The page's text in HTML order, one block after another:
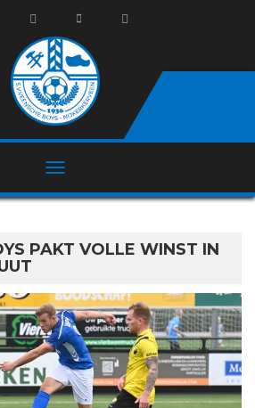
PAKT VOLLE WINST IN